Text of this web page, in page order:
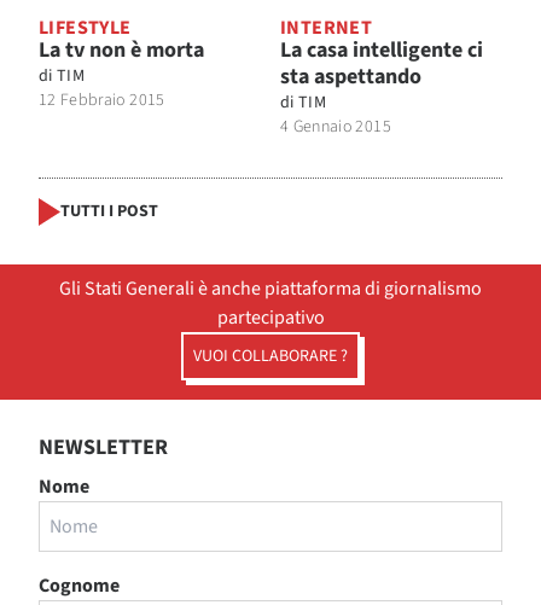
LIFESTYLE
La tv non è morta
di TIM
12 Febbraio 2015
INTERNET
La casa intelligente ci
sta aspettando
di TIM
4 Gennaio 2015
TUTTI I POST
Gli Stati Generali è anche piattaforma di giornalismo
partecipativo
VUOI COLLABORARE ?
NEWSLETTER
Nome
Cognome